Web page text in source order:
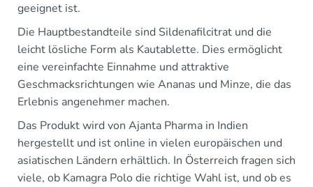
geeignet ist.
Die Hauptbestandteile sind Sildenafilcitrat und die
leicht lösliche Form als Kautablette. Dies ermöglicht
eine vereinfachte Einnahme und attraktive
Geschmacksrichtungen wie Ananas und Minze, die das
Erlebnis angenehmer machen.
Das Produkt wird von Ajanta Pharma in Indien
hergestellt und ist online in vielen europäischen und
asiatischen Ländern erhältlich. In Österreich fragen sich
viele, ob Kamagra Polo die richtige Wahl ist, und ob es